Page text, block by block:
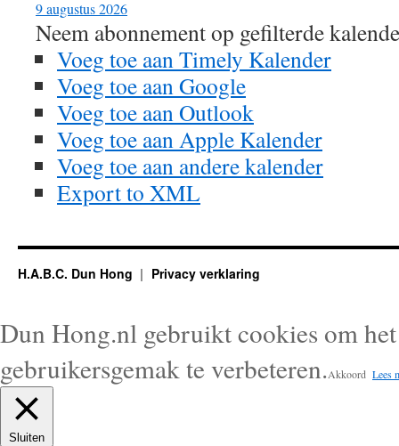
9 augustus 2026
Neem abonnement op gefilterde
Voeg toe aan Timely Kalender
Voeg toe aan Google
Voeg toe aan Outlook
Voeg toe aan Apple Kalender
Voeg toe aan andere kalender
Export to XML
H.A.B.C. Dun Hong Privacy verklaring
Dun Hong.nl gebruikt cookies om
gebruikersgemak te verbeteren.Akkoord Lees
Sluiten